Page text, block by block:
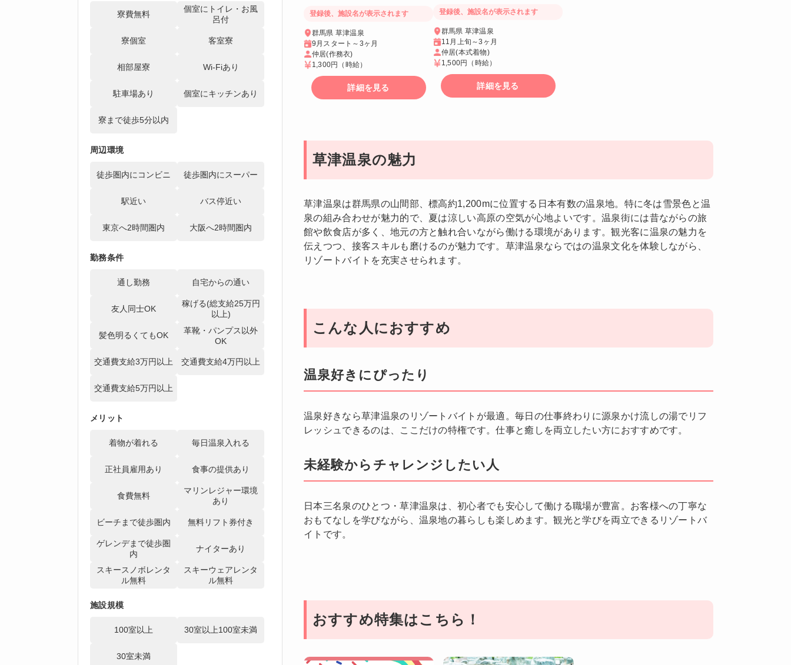
寮費無料
個室にトイレ・お風
呂付
寮個室 客室寮
相部屋寮 Wi-Fiあり
駐車場あり 個室にキッチンあり
寮まで徒歩5分以内
周辺環境
徒歩圏内にコンビニ 徒歩圏内にスーパー
駅近い バス停近い
東京へ2時間圏内 大阪へ2時間圏内
勤務条件
通し勤務 自宅からの通い
友人同士OK
稼げる(総支給25万円
以上)
髪色明るくてもOK
革靴・パンプス以外
OK
交通費支給3万円以上 交通費支給4万円以上
交通費支給5万円以上
メリット
着物が着れる 毎日温泉入れる
正社員雇用あり 食事の提供あり
食費無料
マリンレジャー環境
あり
ビーチまで徒歩圏内 無料リフト券付き
ゲレンデまで徒歩圏
内
ナイターあり
スキースノボレンタ
ル無料
スキーウェアレンタ
ル無料
施設規模
100室以上 30室以上100室未満
30室未満
りもおすすめ
登録後、施設名が表示されます
群馬県 草津温泉
9月スタート～3ヶ月
仲居(作務衣)
1,300円
（時給）
詳細を見る
使えます
登録後、施設名が表示されます
群馬県 草津温泉
11月上旬～3ヶ月
仲居(本式着物)
1,500円
（時給）
詳細を見る
草津温泉の魅力
草津温泉は群馬県の山間部、標高約1,200mに位置する日本有数の温泉地。特に冬は雪景色と温
泉の組み合わせが魅力的で、夏は涼しい高原の空気が心地よいです。温泉街には昔ながらの旅
館や飲食店が多く、地元の方と触れ合いながら働ける環境があります。観光客に温泉の魅力を
伝えつつ、接客スキルも磨けるのが魅力です。草津温泉ならではの温泉文化を体験しながら、
リゾートバイトを充実させられます。
こんな人におすすめ
温泉好きにぴったり
温泉好きなら草津温泉のリゾートバイトが最適。毎日の仕事終わりに源泉かけ流しの湯でリフ
レッシュできるのは、ここだけの特権です。仕事と癒しを両立したい方におすすめです。
未経験からチャレンジしたい人
日本三名泉のひとつ・草津温泉は、初心者でも安心して働ける職場が豊富。お客様への丁寧な
おもてなしを学びながら、温泉地の暮らしも楽しめます。観光と学びを両立できるリゾートバ
イトです。
おすすめ特集はこちら！